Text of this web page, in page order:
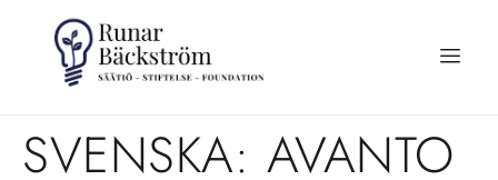
SVENSKA: AVANTO